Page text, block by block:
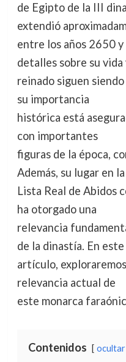
de Egipto de la III
extendió
entre los años 2650
detalles sobre su vida
reinado siguen
su importancia
histórica está
con importantes
figuras de la época,
Además, su lugar en la
Lista Real de Abidos
ha otorgado una
relevancia
de la dinastía. En este
artículo,
relevancia actual de
este monarca
Contenidos ocultar